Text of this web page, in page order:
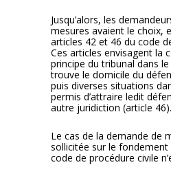
Jusqu’alors, les
mesures avaient le choix,
articles 42 et 46 du code
Ces articles envisagent la
principe du tribunal dans
trouve le domicile du
puis diverses situations
permis d’attraire ledit
autre juridiction (article 46).
Le cas de la demande de
sollicitée sur le fondement
code de procédure civile